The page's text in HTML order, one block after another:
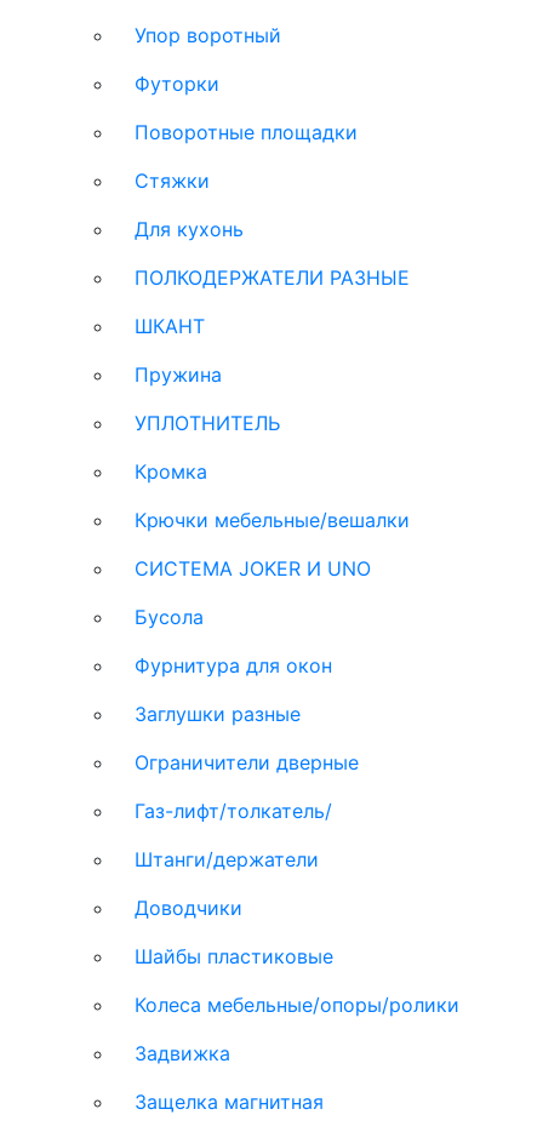
Упор воротный
Футорки
Поворотные площадки
Стяжки
Для кухонь
ПОЛКОДЕРЖАТЕЛИ РАЗНЫЕ
ШКАНТ
Пружина
УПЛОТНИТЕЛЬ
Кромка
Крючки мебельные/вешалки
СИСТЕМА JOKER И UNO
Бусола
Фурнитура для окон
Заглушки разные
Ограничители дверные
Газ-лифт/толкатель/
Штанги/держатели
Доводчики
Шайбы пластиковые
Колеса мебельные/опоры/ролики
Задвижка
Защелка магнитная